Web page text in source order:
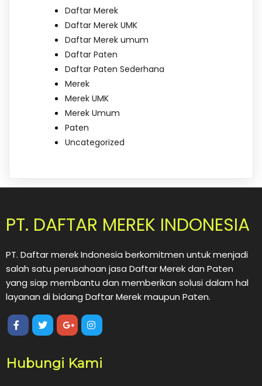
Daftar Merek
Daftar Merek UMK
Daftar Merek umum
Daftar Paten
Daftar Paten Sederhana
Merek
Merek UMK
Merek Umum
Paten
Uncategorized
PT. DAFTAR MEREK INDONESIA
PT. Daftar merek Indonesia berkomitmen untuk menjadi
salah satu perusahaan jasa Daftar Merek dan Paten
yang siap membantu dan memberikan solusi dalam hal
layanan di bidang Daftar Merek maupun Paten.
Hubungi Kami